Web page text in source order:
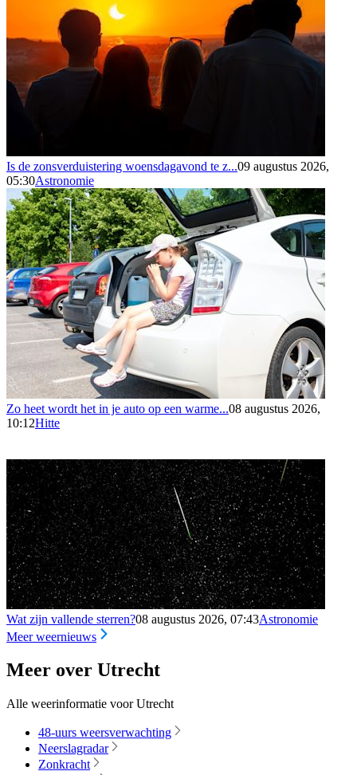
Is de zonsverduistering woensdagavond te z...09 augustus 2026,
05:30Astronomie
Zo heet wordt het in je auto op een warme...08 augustus 2026,
10:12Hitte
Wat zijn vallende sterren?08 augustus 2026, 07:43Astronomie
Meer weernieuws
Meer over Utrecht
Alle weerinformatie voor Utrecht
48-uurs weersverwachting
Neerslagradar
Zonkracht